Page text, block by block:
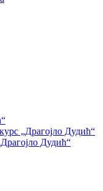
„Драгојло Дудић“
Дудић“